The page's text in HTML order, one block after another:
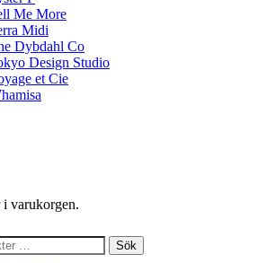
Me More
Midi
Dybdahl Co
Design Studio
et Cie
varukorgen.
Sök